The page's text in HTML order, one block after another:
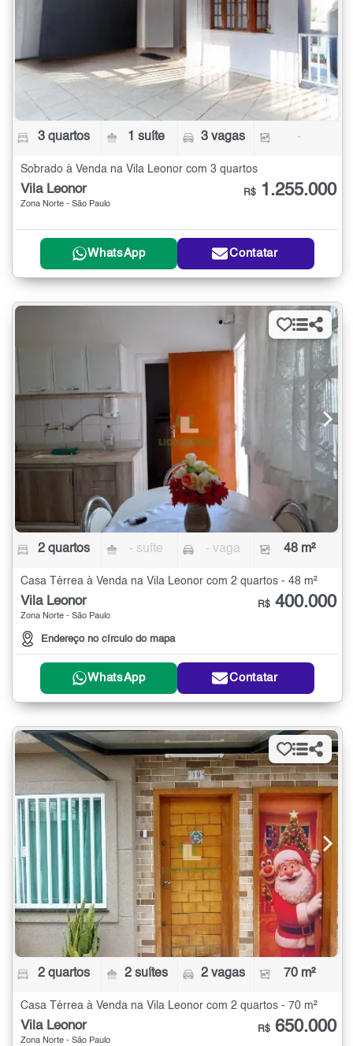
3 quartos 1 suíte 3 vagas -
Sobrado à Venda na Vila Leonor com 3 quartos
Vila Leonor
Zona Norte - São Paulo
R$ 1.255.000
WhatsApp Contatar
2 quartos - suíte - vaga 48 m²
Casa Térrea à Venda na Vila Leonor com 2 quartos - 48 m²
Vila Leonor
Zona Norte - São Paulo
Endereço no círculo do mapa
R$ 400.000
WhatsApp Contatar
2 quartos 2 suítes 2 vagas 70 m²
Casa Térrea à Venda na Vila Leonor com 2 quartos - 70 m²
Vila Leonor
Zona Norte - São Paulo
R$ 650.000